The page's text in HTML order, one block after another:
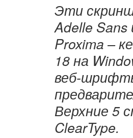
Эти
Adelle Sans
Proxima –
18 на
веб-
Верхние 5
ClearType.